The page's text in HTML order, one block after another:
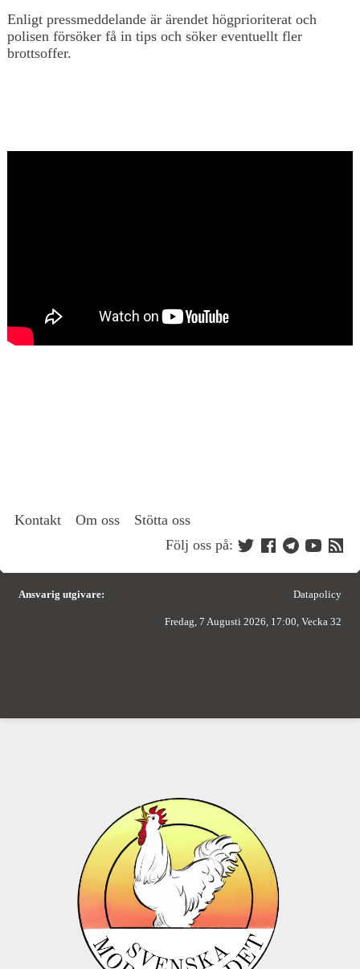
Enligt pressmeddelande är ärendet högprioriterat och
polisen försöker få in tips och söker eventuellt fler
brottsoffer.
Kontakt Om oss
Stötta oss
Följ oss på:
Ansvarig utgivare: Datapolicy
Fredag, 7 Augusti 2026, 17:00, Vecka 32